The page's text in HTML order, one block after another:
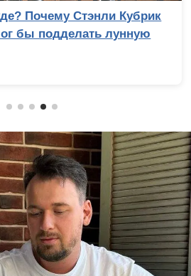
Почему Стэнли Кубрик
бы подделать лунную